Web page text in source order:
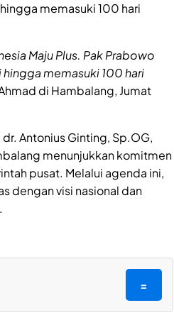
memasuki 100 hari
Maju Plus. Pak Prabowo
memasuki 100 hari
di Hambalang, Jumat
Antonius Ginting, Sp.OG,
menunjukkan komitmen
pusat. Melalui agenda ini,
dengan visi nasional dan
=